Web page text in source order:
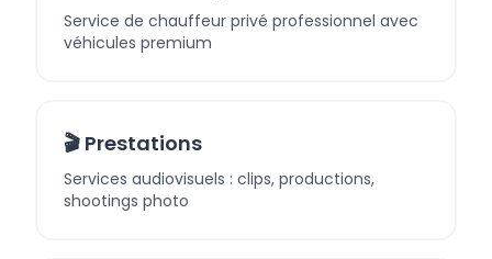
Service de chauffeur privé professionnel avec
véhicules premium
🎬 Prestations
Services audiovisuels : clips, productions,
shootings photo